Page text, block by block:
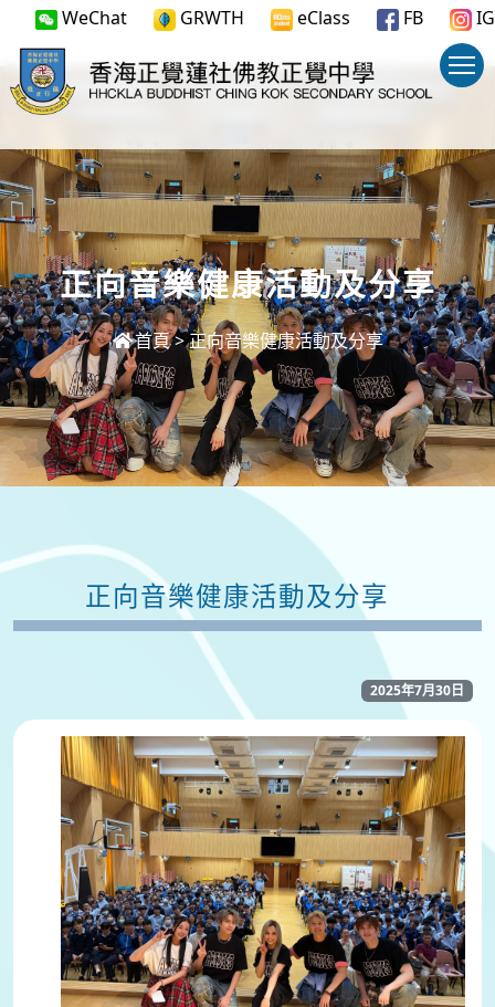
WeChat GRWTH eClass FB IG
正向音樂健康活動及分享
首頁>正向音樂健康活動及分享
正向音樂健康活動及分享
2025年7月30日